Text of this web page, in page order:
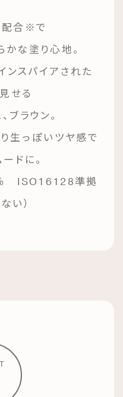
配合※で
かな塗り心地。
ンスパイアされた
せる
ブラウン。
生っぽいツヤ感で
ドに。
ISO16128準拠
い）